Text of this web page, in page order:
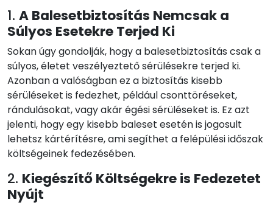
1. A Balesetbiztosítás Nemcsak a
Súlyos Esetekre Terjed Ki
Sokan úgy gondolják, hogy a balesetbiztosítás csak a
súlyos, életet veszélyeztető sérülésekre terjed ki.
Azonban a valóságban ez a biztosítás kisebb
sérüléseket is fedezhet, például csonttöréseket,
rándulásokat, vagy akár égési sérüléseket is. Ez azt
jelenti, hogy egy kisebb baleset esetén is jogosult
lehetsz kártérítésre, ami segíthet a felépülési időszak
költségeinek fedezésében.
2. Kiegészítő Költségekre is Fedezetet
Nyújt